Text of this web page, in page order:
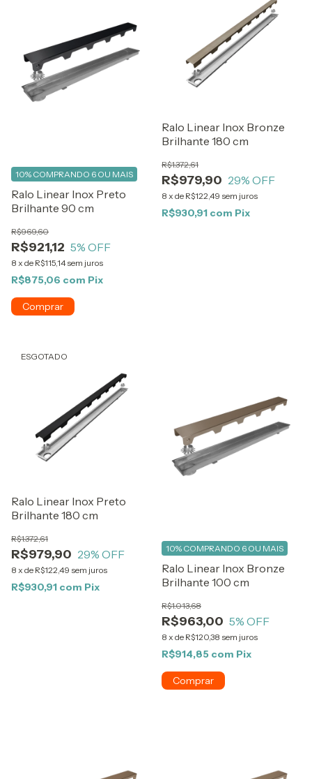
Ralo Linear Inox Preto
Brilhante 90 cm
R$921,12
R$969,60
5% OFF
8 x de R$115,14 sem juros
10% COMPRANDO 6 OU MAIS
R$875,06 com Pix
Ralo Linear Inox Bronze
Brilhante 180 cm
R$979,90
R$1.372,61
29% OFF
8 x de R$122,49 sem juros
R$930,91 com Pix
ESGOTADO
Ralo Linear Inox Preto
Brilhante 180 cm
R$979,90
R$1.372,61
29% OFF
8 x de R$122,49 sem juros
R$930,91 com Pix
Ralo Linear Inox Bronze
Brilhante 100 cm
R$963,00
R$1.013,68
5% OFF
8 x de R$120,38 sem juros
10% COMPRANDO 6 OU MAIS
R$914,85 com Pix